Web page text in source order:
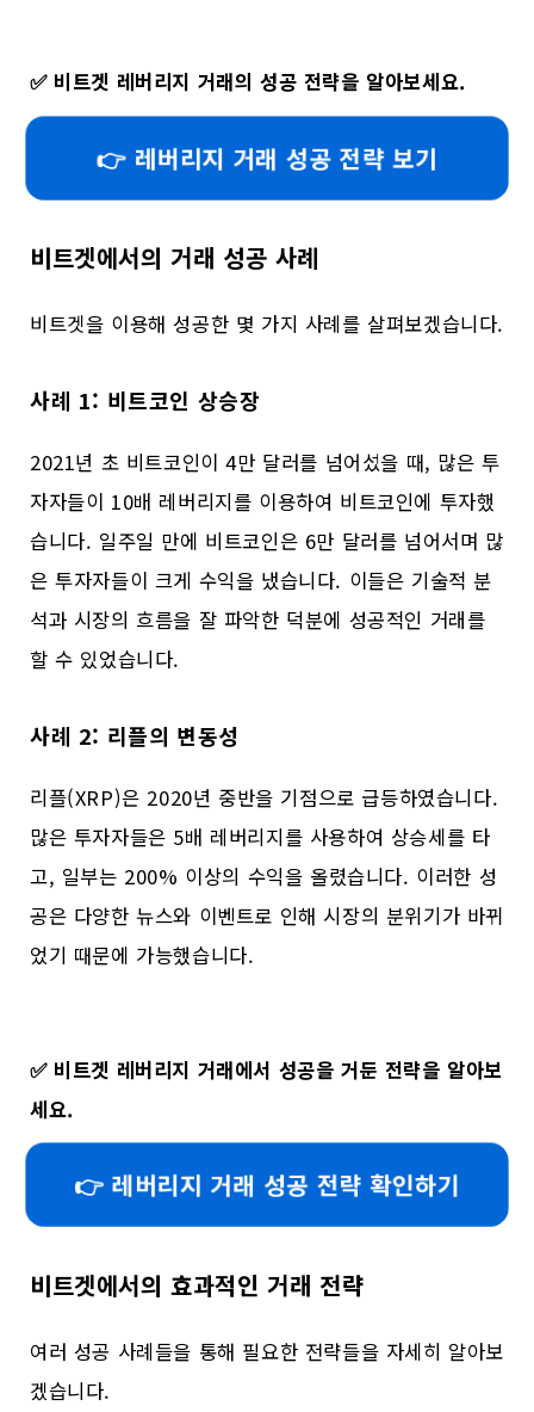
✅ 비트겟 레버리지 거래의 성공 전략을 알아보세요.
👉 레버리지 거래 성공 전략 보기
비트겟에서의 거래 성공 사례
비트겟을 이용해 성공한 몇 가지 사례를 살펴보겠습니다.
사례 1: 비트코인 상승장
2021년 초 비트코인이 4만 달러를 넘어섰을 때, 많은 투
자자들이 10배 레버리지를 이용하여 비트코인에 투자했
습니다. 일주일 만에 비트코인은 6만 달러를 넘어서며 많
은 투자자들이 크게 수익을 냈습니다. 이들은 기술적 분
석과 시장의 흐름을 잘 파악한 덕분에 성공적인 거래를
할 수 있었습니다.
사례 2: 리플의 변동성
리플(XRP)은 2020년 중반을 기점으로 급등하였습니다.
많은 투자자들은 5배 레버리지를 사용하여 상승세를 타
고, 일부는 200% 이상의 수익을 올렸습니다. 이러한 성
공은 다양한 뉴스와 이벤트로 인해 시장의 분위기가 바뀌
었기 때문에 가능했습니다.
✅ 비트겟 레버리지 거래에서 성공을 거둔 전략을 알아보
세요.
👉 레버리지 거래 성공 전략 확인하기
비트겟에서의 효과적인 거래 전략
여러 성공 사례들을 통해 필요한 전략들을 자세히 알아보
겠습니다.